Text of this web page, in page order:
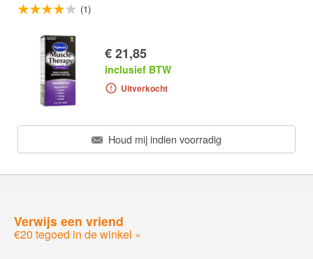
(1)
€ 21,85
inclusief BTW
Uitverkocht
Houd mij indien voorradig
Verwijs een vriend
€20 tegoed in de winkel »